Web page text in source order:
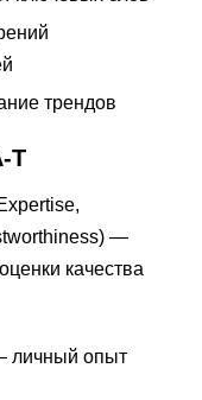
трендов
T
—
качества
личный опыт